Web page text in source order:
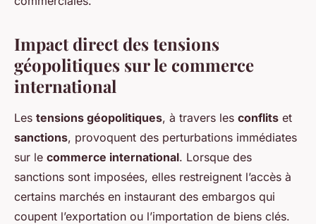
Impact direct des tensions
géopolitiques sur le commerce
international
Les tensions géopolitiques, à travers les conflits et
sanctions, provoquent des perturbations immédiates
sur le commerce international. Lorsque des
sanctions sont imposées, elles restreignent l’accès à
certains marchés en instaurant des embargos qui
coupent l’exportation ou l’importation de biens clés.